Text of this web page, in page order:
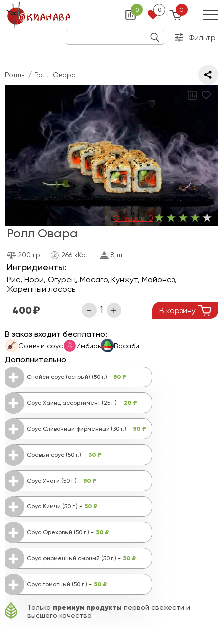
0 0 0
Фильтр
Роллы Ролл Овара
Отзывов:0
Ролл Овара
200 гр 266 кКал 8 шт
Ингридиенты:
Рис, Нори, Огурец, Масаго, Кунжут, Майонез,
Жаренный лосось
В заказ входит бесплатно:
Соевый соус Имбирь Васаби
Дополнительно
Спайси соус (острый) (50 г.) - 50 ₽
Соус Хайнц ассортимент (25 г.) - 20 ₽
Соус Сливочный фирменный (30 г.) - 50 ₽
Соевый соус (50 г.) - 30 ₽
Соус Унаги (50 г.) - 50 ₽
Соус Кимчи (50 г.) - 50 ₽
Соус Ореховый (50 г.) - 50 ₽
Соус фирменный сырный (50 г.) - 50 ₽
Соус томатный (50 г.) - 50 ₽
400 В корзину
Только премиум продукты первой свежести и
высшего качества